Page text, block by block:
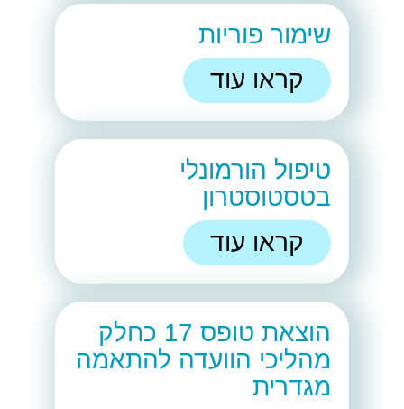
שימור פוריות
קראו עוד
טיפול הורמונלי
בטסטוסטרון
קראו עוד
הוצאת טופס 17 כחלק
מהליכי הוועדה להתאמה
מגדרית